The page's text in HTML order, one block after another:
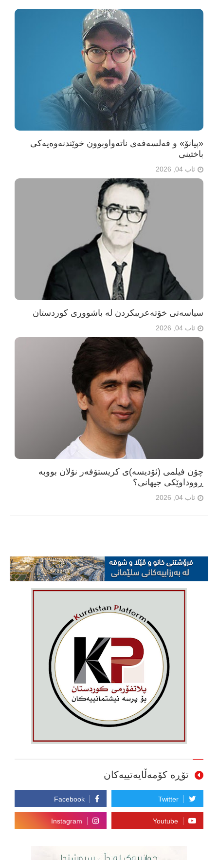
«پیانۆ» و فەلسەفەی ناتەواوبوون خوێندنەوەیەکی
باختینی
ئاب 04, 2026
سیاسەتی خۆتەعریبکردن لە باشووری کوردستان
ئاب 04, 2026
چۆن فیلمی (ئۆدیسە)ی کریستۆفەر نۆلان بووبە
ڕووداوێکی جیهانی؟
ئاب 04, 2026
تۆڕە کۆمەڵایەتییەکان